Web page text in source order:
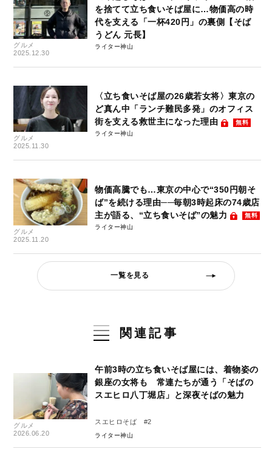
グルメ
2025.12.30
を捨てて立ち食いそば屋に…物価高の時
代を支える「一杯420円」の裏側【そば
うどん 元長】
ライター神山
グルメ
2025.11.30
〈立ち食いそば屋の26歳若女将〉東京の
ど真ん中「ランチ難民多発」のオフィス
街を支える救世主になった理由
無料
ライター神山
グルメ
2025.11.20
物価高騰でも…東京の中心で“350円朝そ
ば”を続ける理由──毎朝3時起床の74歳店
主が語る、“立ち食いそば”の魅力
無料
ライター神山
一覧を見る
関連記事
グルメ
2026.06.20
午前3時の立ち食いそば屋には、着物姿の
銀座の女将も 常連たちが通う「そばの
スエヒロ八丁堀店」と深夜そばの魅力
スエヒロそば #2
ライター神山